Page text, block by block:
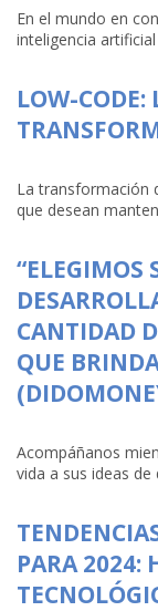
En el mundo en
inteligencia
LOW-CODE:
La transformación
que desean
“ELEGIMOS
CANTIDAD
QUE
Acompáñanos
vida a sus ideas de
PARA 2024: